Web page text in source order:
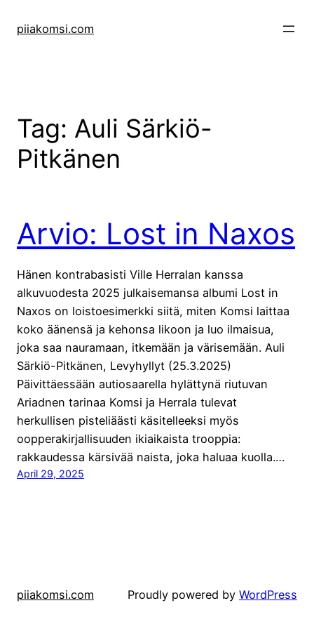
piiakomsi.com
Tag: Auli Särkiö-
Pitkänen
Arvio: Lost in Naxos
Hänen kontrabasisti Ville Herralan kanssa
alkuvuodesta 2025 julkaisemansa albumi Lost in
Naxos on loistoesimerkki siitä, miten Komsi laittaa
koko äänensä ja kehonsa likoon ja luo ilmaisua,
joka saa nauramaan, itkemään ja värisemään. Auli
Särkiö-Pitkänen, Levyhyllyt (25.3.2025)
Päivittäessään autiosaarella hylättynä riutuvan
Ariadnen tarinaa Komsi ja Herrala tulevat
herkullisen pisteliäästi käsitelleeksi myös
oopperakirjallisuuden ikiaikaista trooppia:
rakkaudessa kärsivää naista, joka haluaa kuolla.…
April 29, 2025
piiakomsi.com Proudly powered by WordPress